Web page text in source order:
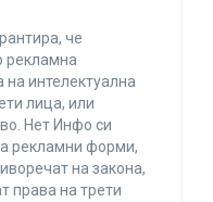
че
рекламна
интелектуална
лица, или
Нет Инфо си
рекламни форми,
на закона,
права на трети